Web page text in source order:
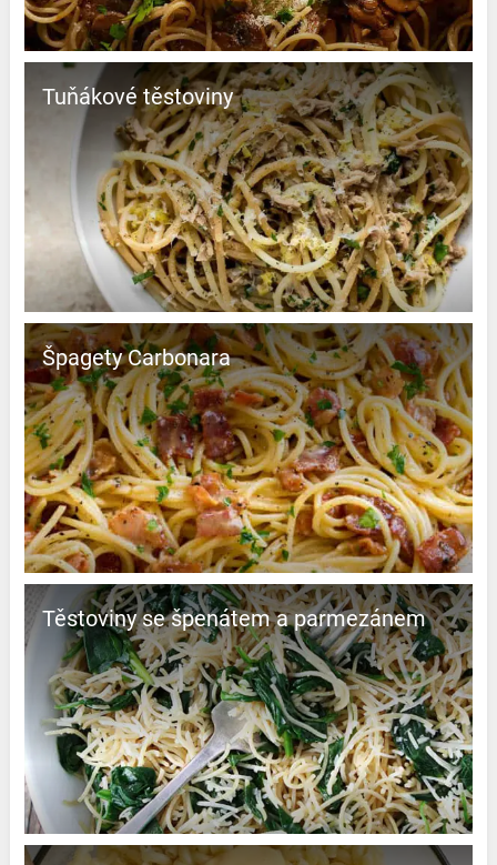
Tuňákové těstoviny
Špagety Carbonara
Těstoviny se špenátem a parmezánem